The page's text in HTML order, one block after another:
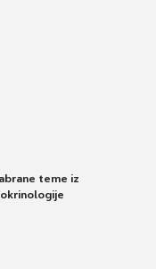
teme iz